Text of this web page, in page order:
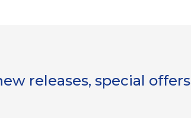
releases, special offers